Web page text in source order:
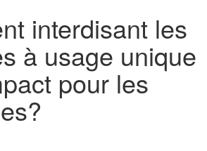
interdisant les
à usage unique
pour les